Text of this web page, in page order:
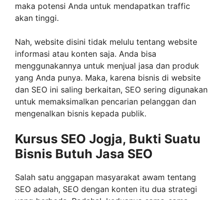
maka potensi Anda untuk mendapatkan traffic
akan tinggi.
Nah, website disini tidak melulu tentang website
informasi atau konten saja. Anda bisa
menggunakannya untuk menjual jasa dan produk
yang Anda punya. Maka, karena bisnis di website
dan SEO ini saling berkaitan, SEO sering digunakan
untuk memaksimalkan pencarian pelanggan dan
mengenalkan bisnis kepada publik.
Kursus SEO Jogja, Bukti Suatu
Bisnis Butuh Jasa SEO
Salah satu anggapan masyarakat awam tentang
SEO adalah, SEO dengan konten itu dua strategi